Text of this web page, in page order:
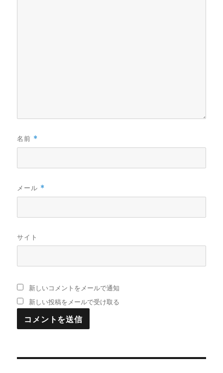
名前 *
メール *
サイト
新しいコメントをメールで通知
新しい投稿をメールで受け取る